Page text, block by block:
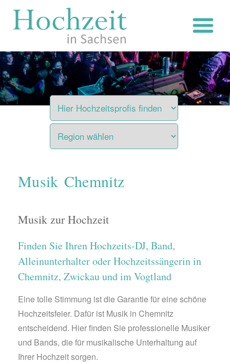
Inhalt
Musik Chemnitz
Musik zur Hochzeit
Finden Sie Ihren Hochzeits-DJ, Band,
Alleinunterhalter oder Hochzeitssängerin in
Chemnitz, Zwickau und im Vogtland
Eine tolle Stimmung ist die Garantie für eine schöne
Hochzeitsfeier. Dafür ist Musik in Chemnitz
entscheidend. Hier finden Sie professionelle Musiker
und Bands, die für musikalische Unterhaltung auf
Ihrer Hochzeit sorgen.